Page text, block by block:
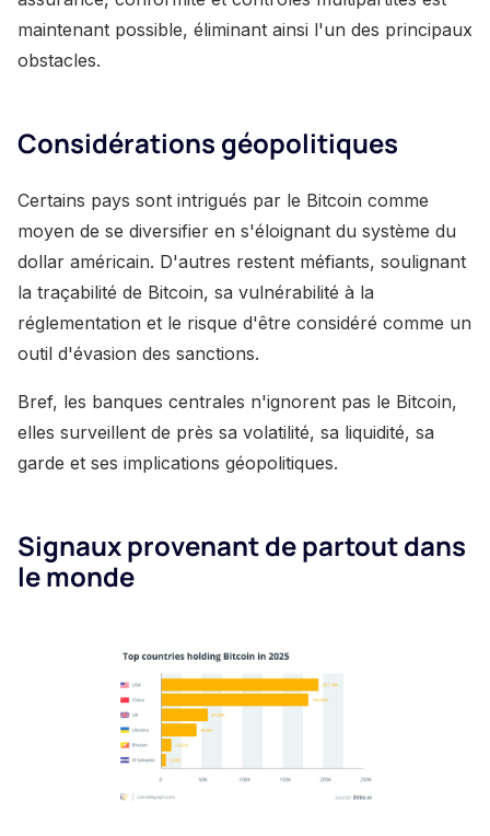
maintenant possible, éliminant ainsi l'un des principaux
obstacles.
Considérations géopolitiques
Certains pays sont intrigués par le Bitcoin comme
moyen de se diversifier en s'éloignant du système du
dollar américain. D'autres restent méfiants, soulignant
la traçabilité de Bitcoin, sa vulnérabilité à la
réglementation et le risque d'être considéré comme un
outil d'évasion des sanctions.
Bref, les banques centrales n'ignorent pas le Bitcoin,
elles surveillent de près sa volatilité, sa liquidité, sa
garde et ses implications géopolitiques.
Signaux provenant de partout dans
le monde